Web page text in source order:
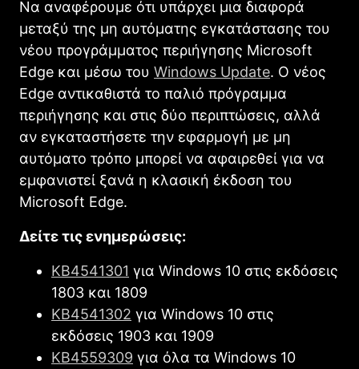
Να αναφέρουμε ότι υπάρχει μια διαφορά
μεταξύ της μη αυτόματης εγκατάστασης του
νέου προγράμματος περιήγησης Microsoft
Edge και μέσω του Windows Update. Ο νέος
Edge αντικαθιστά το παλιό πρόγραμμα
περιήγησης και στις δύο περιπτώσεις, αλλά
αν εγκαταστήσετε την εφαρμογή με μη
αυτόματο τρόπο μπορεί να αφαιρεθεί για να
εμφανιστεί ξανά η κλασική έκδοση του
Microsoft Edge.
Δείτε τις ενημερώσεις:
KB4541301 για Windows 10 στις εκδόσεις
1803 και 1809
KB4541302 για Windows 10 στις
εκδόσεις 1903 και 1909
KB4559309 για όλα τα Windows 10